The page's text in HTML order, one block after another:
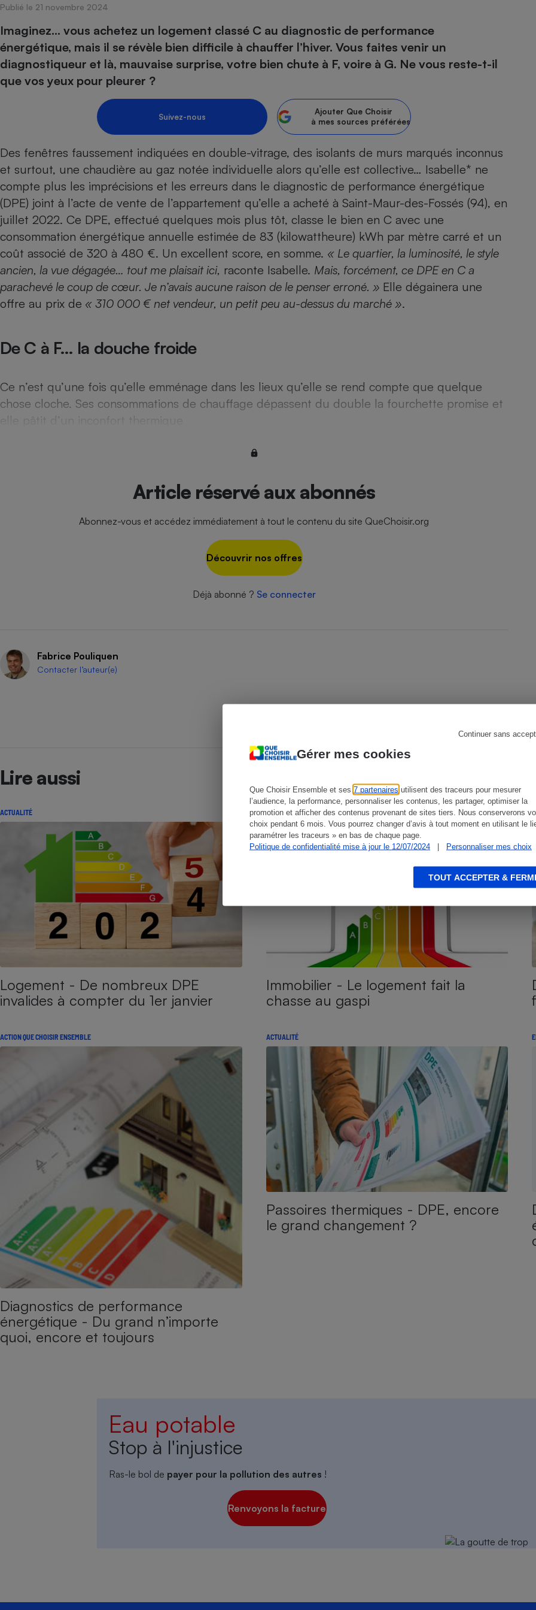
Gérer mes cookies
Que Choisir Ensemble et ses 7 partenaires utilisent des traceurs pour mesurer
l’audience, la performance, personnaliser les contenus, les partager, optimiser la
promotion et afficher des contenus provenant de sites tiers. Nous conserverons
choix pendant 6 mois. Vous pourrez changer d’avis à tout moment en utilisant le
paramétrer les traceurs » en bas de chaque page.
Politique de confidentialité mise à jour le 12/07/2024
| Personnaliser mes choix
Continuer sans
TOUT ACCEPTER &
Publié le 21 novembre 2024
Imaginez… vous achetez un logement classé C au diagnostic de performance
énergétique, mais il se révèle bien difficile à chauffer l’hiver. Vous faites venir un
diagnostiqueur et là, mauvaise surprise, votre bien chute à F, voire à G. Ne vous reste-t-il
que vos yeux pour pleurer ?
Suivez-nous
Ajouter Que Choisir
à mes sources préférées
Des fenêtres faussement indiquées en double-vitrage, des isolants de murs marqués inconnus
et surtout, une chaudière au gaz notée individuelle alors qu’elle est collective… Isabelle* ne
compte plus les imprécisions et les erreurs dans le diagnostic de performance énergétique
(DPE) joint à l’acte de vente de l’appartement qu’elle a acheté à Saint-Maur-des-Fossés (94), en
juillet 2022. Ce DPE, effectué quelques mois plus tôt, classe le bien en C avec une
consommation énergétique annuelle estimée de 83 (kilowattheure) kWh par mètre carré et un
coût associé de 320 à 480 €. Un excellent score, en somme. « Le quartier, la luminosité, le style
ancien, la vue dégagée… tout me plaisait ici, raconte Isabelle. Mais, forcément, ce DPE en C a
parachevé le coup de cœur. Je n’avais aucune raison de le penser erroné. » Elle dégainera une
offre au prix de « 310 000 € net vendeur, un petit peu au-dessus du marché ».
De C à F… la douche froide
Ce n’est qu’une fois qu’elle emménage dans les lieux qu’elle se rend compte que quelque
chose cloche. Ses consommations de chauffage dépassent du double la fourchette promise et
elle pâtit d’un inconfort thermique
Article réservé aux abonnés
Abonnez-vous et accédez immédiatement à tout le contenu du site QueChoisir.org
Découvrir nos offres
Déjà abonné ? Se connecter
Fabrice Pouliquen
Contacter l’auteur(e)
Lire aussi
ACTUALITÉ
Logement - De nombreux DPE
invalides à compter du 1er janvier
ENQUÊTE
Immobilier - Le logement fait la
chasse au gaspi
ACTION QUE CHOISIR ENSEMBLE
Diagnostics de performance
énergétique - Du grand n’importe
quoi, encore et toujours
ACTUALITÉ
Passoires thermiques - DPE, encore
le grand changement ?
Eau potable
Stop à l'injustice
Ras-le bol de payer pour la pollution des autres !
Renvoyons la facture
Complément
alimentaire
Foie gras
Champagne - Comment choisir une
bouteille de champagne
Banque en ligne
Gros électroménager
Petit électroménager - Ustensile
Lave-linge Lave-vaisselle
Cafetière à expressos
Téléphonie
Téléviseur Ordinateur portable
Téléphone mobile -
Appareil photo
Matelas Poêle à granulés
Radiateur électrique Électricité - Gaz
Climatiseur -
Ventilateur
Lessive
Antimoustique Crème solaire